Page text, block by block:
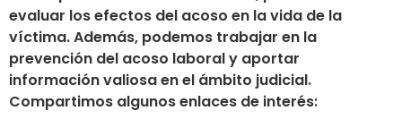
evaluar los efectos del acoso en la vida de la
víctima. Además, podemos trabajar en la
prevención del acoso laboral y aportar
información valiosa en el ámbito judicial.
Compartimos algunos enlaces de interés: